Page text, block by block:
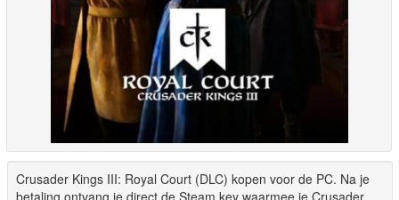
Crusader Kings III: Royal Court (DLC) kopen voor de PC. Na je
betaling ontvang je direct de Steam key waarmee je Crusader